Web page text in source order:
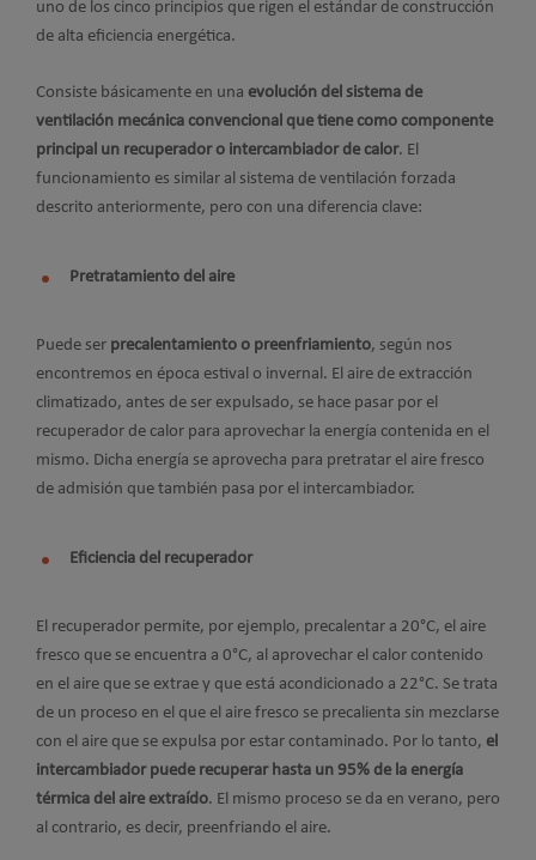
uno de los cinco principios que rigen el estándar de construcción
de alta eficiencia energética.
Consiste básicamente en una evolución del sistema de
ventilación mecánica convencional que tiene como componente
principal un recuperador o intercambiador de calor. El
funcionamiento es similar al sistema de ventilación forzada
descrito anteriormente, pero con una diferencia clave:
Pretratamiento del aire
Puede ser precalentamiento o preenfriamiento, según nos
encontremos en época estival o invernal. El aire de extracción
climatizado, antes de ser expulsado, se hace pasar por el
recuperador de calor para aprovechar la energía contenida en el
mismo. Dicha energía se aprovecha para pretratar el aire fresco
de admisión que también pasa por el intercambiador.
Eficiencia del recuperador
El recuperador permite, por ejemplo, precalentar a 20°C, el aire
fresco que se encuentra a 0°C, al aprovechar el calor contenido
en el aire que se extrae y que está acondicionado a 22°C. Se trata
de un proceso en el que el aire fresco se precalienta sin mezclarse
con el aire que se expulsa por estar contaminado. Por lo tanto, el
intercambiador puede recuperar hasta un 95% de la energía
térmica del aire extraído. El mismo proceso se da en verano, pero
al contrario, es decir, preenfriando el aire.